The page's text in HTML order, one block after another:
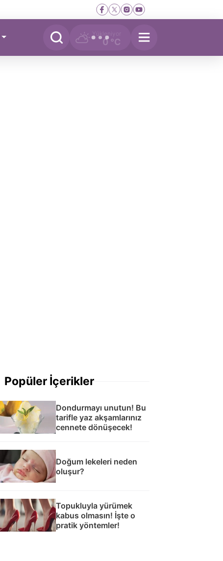
Yükleniyor
0 °C
Popüler İçerikler
Dondurmayı unutun! Bu
tarifle yaz akşamlarınız
cennete dönüşecek!
Doğum lekeleri neden
oluşur?
Topukluyla yürümek
kabus olmasın! İşte o
pratik yöntemler!